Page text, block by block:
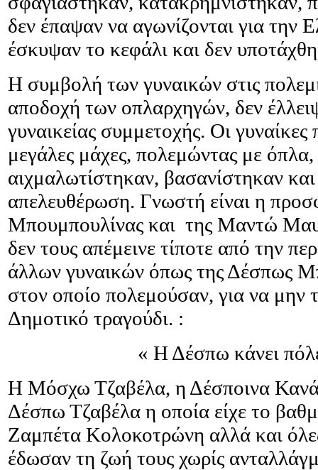
δεν έπαψαν να αγωνίζονται για την
έσκυψαν το κεφάλι και δεν
Η συμβολή των γυναικών στις
αποδοχή των οπλαρχηγών, δεν
γυναικείας συμμετοχής. Οι
μεγάλες μάχες, πολεμώντας με
αιχμαλωτίστηκαν, βασανίστηκαν
απελευθέρωση. Γνωστή είναι η
Μπουμπουλίνας και της Μαντώ
δεν τους απέμεινε τίποτε από την
άλλων γυναικών όπως της Δέσπως
στον οποίο πολεμούσαν, για να μην
Δημοτικό τραγούδι. :
« Η Δέσπω κάνει
Η Μόσχω Τζαβέλα, η Δέσποινα
Δέσπω Τζαβέλα η οποία είχε το
Ζαμπέτα Κολοκοτρώνη αλλά και
έδωσαν τη ζωή τους χωρίς